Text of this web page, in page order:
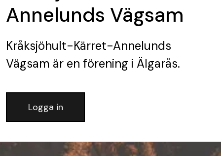
Annelunds Vägsam
Kråksjöhult-Kärret-Annelunds
Vägsam är en förening i Älgarås.
Logga in